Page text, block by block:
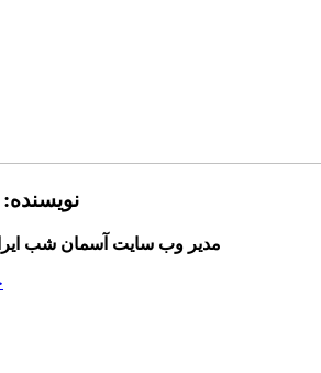
نویسنده:
مدیر وب سایت آسمان شب